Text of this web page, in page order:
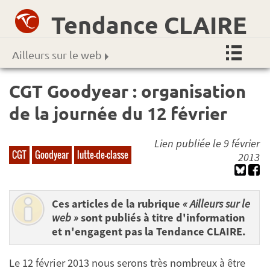
Tendance CLAIRE
Ailleurs sur le web
CGT Goodyear : organisation
de la journée du 12 février
CGT Goodyear lutte-de-classe
Lien publiée le 9 février
2013
Ces articles de la rubrique « Ailleurs sur le
web »sont publiés à titre d'information
et n'engagent pas la Tendance CLAIRE.
Le 12 février 2013 nous serons très nombreux à être